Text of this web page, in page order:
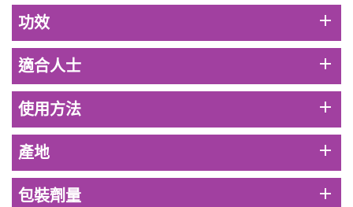
HKD$169
理膚泉 無香大哥大防曬 50ml (2027年4
月)
HKD$88
HKD$145
加入購物車
功效 add
適合人士 add
使用方法 add
產地 add
包裝劑量 add